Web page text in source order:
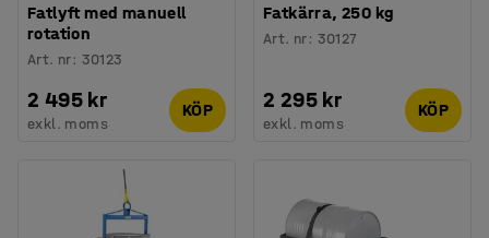
Fatlyft med manuell
rotation
Art. nr: 30123
2 495 kr
exkl. moms
KÖP
Fatkärra, 250 kg
Art. nr: 30127
2 295 kr
exkl. moms
KÖP